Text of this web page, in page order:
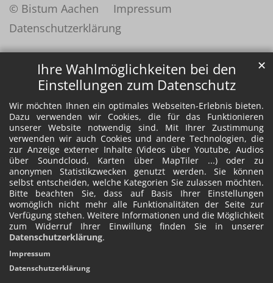
Ihre Wahlmöglichkeiten bei den
Einstellungen zum Datenschutz
Wir möchten Ihnen ein optimales Webseiten-Erlebnis bieten.
Dazu verwenden wir Cookies, die für das Funktionieren
unserer Website notwendig sind. Mit Ihrer Zustimmung
verwenden wir auch Cookies und andere Technologien, die
zur Anzeige externer Inhalte (Videos über Youtube, Audios
über Soundcloud, Karten über MapTiler ...) oder zu
anonymen Statistikzwecken genutzt werden. Sie können
selbst entscheiden, welche Kategorien Sie zulassen möchten.
Bitte beachten Sie, dass auf Basis Ihrer Einstellungen
womöglich nicht mehr alle Funktionalitäten der Seite zur
Verfügung stehen. Weitere Informationen und die Möglichkeit
zum Widerruf Ihrer Einwillung finden Sie in unserer
Datenschutzerklärung.
✕
Impressum
Datenschutzerklärung
© Bistum Aachen
Impressum
Datenschutzerklärung